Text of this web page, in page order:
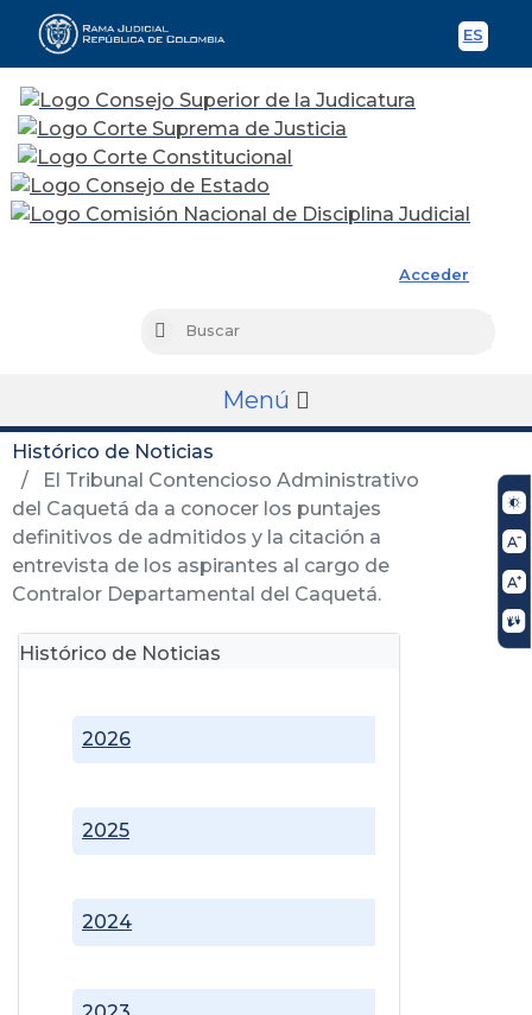
ES
Acceder
Buscar
Menú
Histórico de Noticias
El Tribunal Contencioso Administrativo
del Caquetá da a conocer los puntajes
definitivos de admitidos y la citación a
entrevista de los aspirantes al cargo de
Contralor Departamental del Caquetá.
Histórico de Noticias
2024
2025
2026